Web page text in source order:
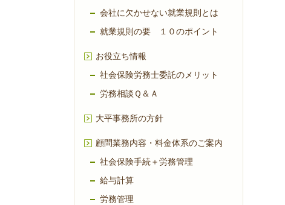
会社に欠かせない就業規則とは
就業規則の要 １０のポイント
お役立ち情報
社会保険労務士委託のメリット
労務相談Ｑ＆Ａ
大平事務所の方針
顧問業務内容・料金体系のご案内
社会保険手続＋労務管理
給与計算
労務管理